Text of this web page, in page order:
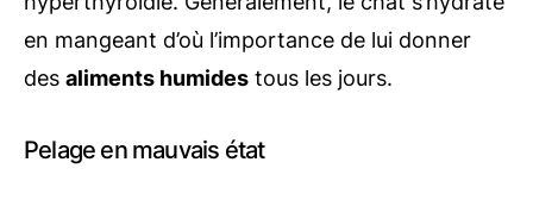
en mangeant d’où l’importance de lui donner
des aliments humides tous les jours.
Pelage en mauvais état